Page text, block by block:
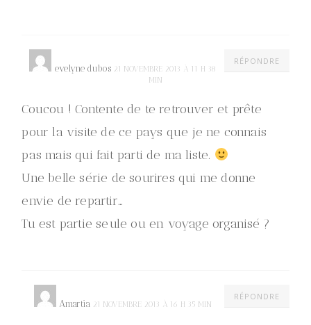
RÉPONDRE
evelyne dubos 21 NOVEMBRE 2013 À 11 H 38
MIN
Coucou ! Contente de te retrouver et prête
pour la visite de ce pays que je ne connais
pas mais qui fait parti de ma liste.
Une belle série de sourires qui me donne
envie de repartir…
Tu est partie seule ou en voyage organisé ?
RÉPONDRE
Amartia 21 NOVEMBRE 2013 À 16 H 35 MIN